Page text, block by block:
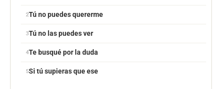
Tú no puedes quererme
Tú no las puedes ver
Te busqué por la duda
Si tú supieras que ese